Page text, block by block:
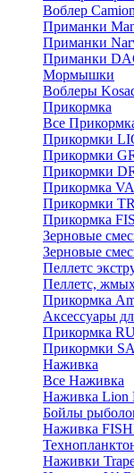
Воблер Camion
Приманки
Приманки
Приманки
Мормышки
Воблеры
Прикормка
Все
Прикормки
Прикормки
Прикормки
Прикормка
Прикормки
Прикормка
Зерновые
Зерновые
Пеллетс
Пеллетс,
Прикормка
Аксессуары
Прикормка
Прикормки
Наживка
Все Наживка
Наживка Lion
Бойлы
Наживка
Наживки